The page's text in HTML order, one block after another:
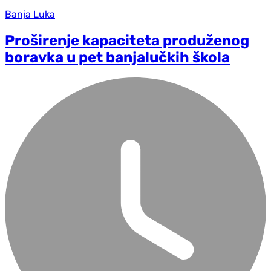
Banja Luka
Proširenje kapaciteta produženog
boravka u pet banjalučkih škola